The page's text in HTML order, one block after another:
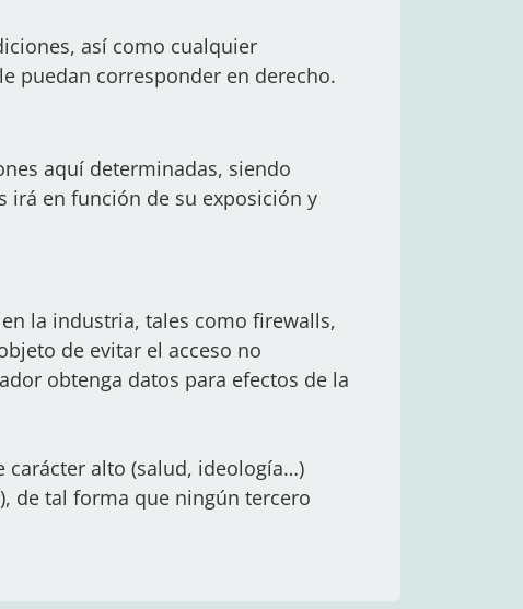
así como cualquier
puedan corresponder en derecho.
aquí determinadas, siendo
irá en función de su exposición y
la industria, tales como firewalls,
de evitar el acceso no
obtenga datos para efectos de la
carácter alto (salud, ideología…)
de tal forma que ningún tercero